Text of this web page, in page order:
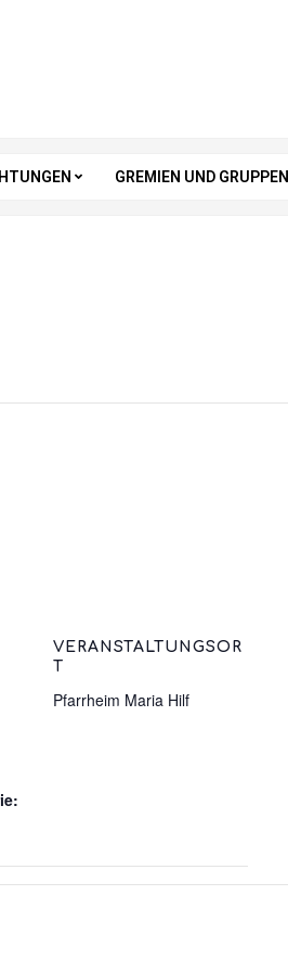
GREMIEN UND GRUPPEN
VERANSTALTUNGSOR
T
Pfarrheim Maria Hilf